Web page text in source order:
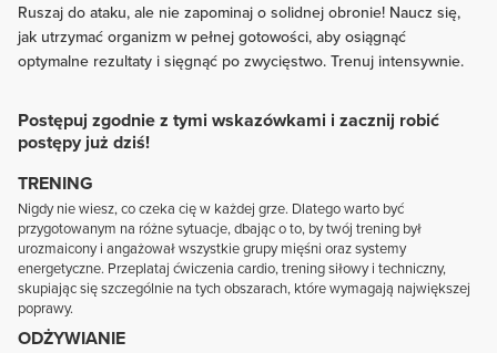
Ruszaj do ataku, ale nie zapominaj o solidnej obronie! Naucz się,
jak utrzymać organizm w pełnej gotowości, aby osiągnąć
optymalne rezultaty i sięgnąć po zwycięstwo. Trenuj intensywnie.
Postępuj zgodnie z tymi wskazówkami i zacznij robić
postępy już dziś!
TRENING
Nigdy nie wiesz, co czeka cię w każdej grze. Dlatego warto być
przygotowanym na różne sytuacje, dbając o to, by twój trening był
urozmaicony i angażował wszystkie grupy mięśni oraz systemy
energetyczne. Przeplataj ćwiczenia cardio, trening siłowy i techniczny,
skupiając się szczególnie na tych obszarach, które wymagają największej
poprawy.
ODŻYWIANIE